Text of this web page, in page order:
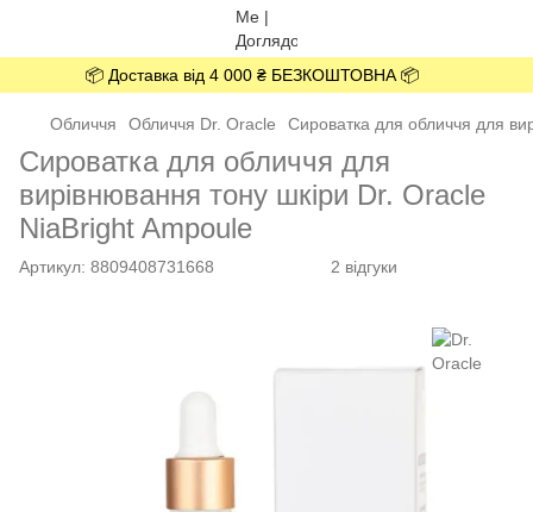
📦 Доставка від 4 000 ₴ БЕЗКОШТОВНА 📦
Обличчя Обличчя Dr. Oracle Сироватка для обличчя для
Сироватка для обличчя для
вирівнювання тону шкіри Dr. Oracle
NiaBright Ampoule
Артикул: 8809408731668 2 відгуки